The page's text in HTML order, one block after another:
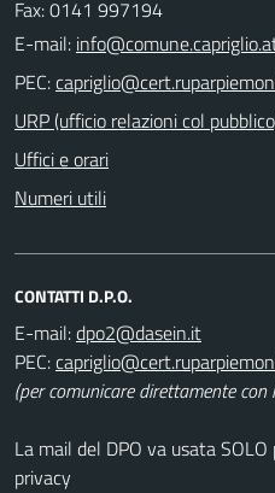
Fax: 0141 997194
E-mail:
PEC:
URP (ufficio relazioni col
Uffici e orari
Numeri utili
CONTATTI D.P.O.
E-mail:
PEC:
(per comunicare direttamente
La mail del DPO va usata
privacy